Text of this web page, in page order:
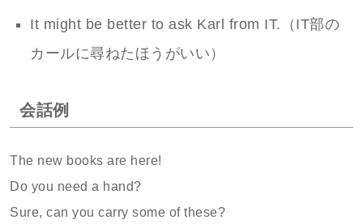
It might be better to ask Karl from IT.（IT部の
カールに尋ねたほうがいい）
会話例
The new books are here!
Do you need a hand?
Sure, can you carry some of these?